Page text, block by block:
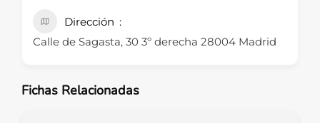
Dirección
Calle de Sagasta, 30 3º derecha 28004 Madrid
Fichas Relacionadas